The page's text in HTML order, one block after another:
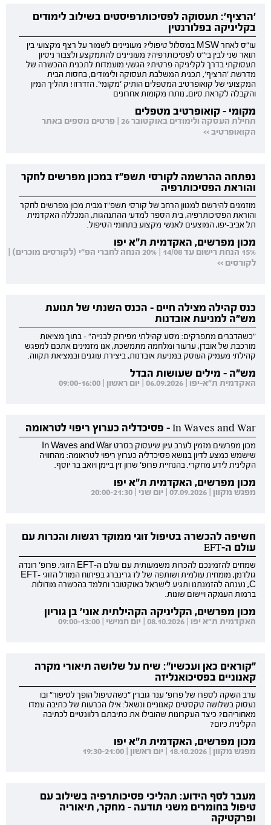
'הרציף': תעסוקה לפסיכותרפיסטים בשילוב לימודים
בקליניקה בפלורנטין
עו"ס לאחר MSW במסלול טיפולי? מעוניינים לשמור על רצף מקצועי בין
תואר שני לבין בי"ס לפסיכותרפיה? מעוניינים להתמקצע ולצבור ניסיון
תעסוקתי בדרך לקליניקה פרטית? הגש/י מועמדות לתכנית ההכשרה של
מדרשת 'הרציף', תכנית המשלבת תעסוקה ולימודים, בחסות הבית
המקצועי של קואופרטיב המטפלים הותיק 'מקומי'. הזדרזו! תהליך המיון
והקבלה לקראת סיום, נותרו מקומות אחרונים
מקומי - קואופרטיב מטפלים
תחילת העסקה ולימודים באוקטובר 26 | פרטים נוספים באתר
הקואופרטיב >>
נפתחה ההרשמה לקורסי תשפ"ז במכון מפרשים לחקר
והוראת הפסיכותרפיה
מוזמנים להירשם למגוון הרחב של קורסי תשפ"ז מבית מכון מפרשים לחקר
והוראת הפסיכותרפיה, בית הספר למדעי ההתנהגות, המכללה האקדמית
תל אביב-יפו, המוצעים לאנשי מקצוע בתחומי הטיפול.
מכון מפרשים, האקדמית ת"א יפו
15% הנחת רישום עד 14/08 | 20% הנחה לחברי הפ"י (לקורסים מוכרים) |
לקורסים >>
כנס קהילה מצילה חיים - הכנס השנתי של תנועת
מש"ה למניעת אובדנות
"כשהדברים מתפרקים: מסע קהילתי מפירוק לבנייה" - בתוך מציאות
מורכבת של אובדן, ערעור ומלחמה מתמשכת, אנו מזמינים אתכם למפגש
קהילתי מעמיק העוסק במניעת אובדנות, ביצירת עוגנים ובמציאת תקווה.
מש"ה - מילים שעושות הבדל
האקדמית ת"א-יפו | 06.09.2026 | יום ראשון | 09:00-16:00
In Waves and War - פסיכדליה כערוץ ריפוי לטראומה
מכון מפרשים מזמין לערב עיון שיעסוק בסרט In Waves and War
שישמש כמצע לדיון בנושא פסיכדליה כערוץ ריפוי לטראומה: מהחוויה
הקלינית לידע מחקרי. בהנחיית פרופ' שרון זין ביימן ויואב בר יוסף.
מכון מפרשים, האקדמית ת"א יפו
מפגש מקוון | 07.09.2026 | יום שני | 20:00-21:30
חשיפה להכשרה בטיפול זוגי ממוקד רגשות והכרות עם
עולם ה-EFT
שמחים להזמינכם להכרות משמעותית עם עולם ה-EFT הזוגי. פרופ' רונדה
גולדמן, מומחית עולמית ושותפה של לז גרינברג בפיתוח המודל הזוגי EFT-
C, נענתה להזמנתנו ותגיע לישראל באוקטובר ותלמד בהכשרה מודולות
ברמות העמקה ויישום שונות.
מכון מפרשים, הקליניקה הקהילתית אוני' בן גוריון
האקדמית ת"א יפו | 08.10.2026 | יום חמישי | 09:00-13:00
"קוראים כאן ועכשיו": שיח על שלושה תיאורי מקרה
קאנוניים בפסיכואנליזה
ערב השקה לספרו של פרופ' ענר גוברין "כשהטיפול הופך לסיפור" ובו
נעסוק בשלושה טקסטים קאנוניים ונשאל: אילו הכרעות של כתיבה עמדו
מאחוריהם? כיצד העקרונות שהובילו את כתיבתם רלוונטיים לכתיבה
הקלינית כיום?
מכון מפרשים, האקדמית ת"א יפו
מפגש מקוון | 18.10.2026 | יום ראשון | 19:30-21:00
מעבר לסף הידוע: תהליכי פסיכותרפיה בשילוב עם
טיפול בחומרים משני תודעה - מחקר, תיאוריה
ופרקטיקה